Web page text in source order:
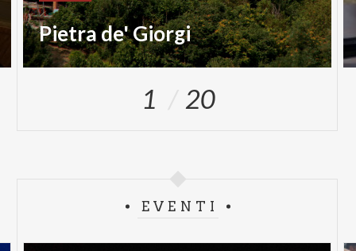
Pietra de' Giorgi
1 20
EVENTI